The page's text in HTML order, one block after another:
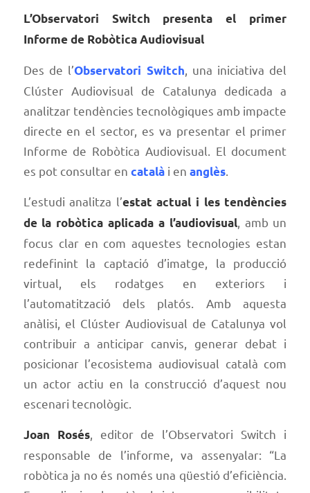
L’Observatori Switch presenta el primer
Informe de Robòtica Audiovisual
Des de l’Observatori Switch , una iniciativa del
Clúster Audiovisual de Catalunya dedicada a
analitzar tendències tecnològiques amb impacte
directe en el sector, es va presentar el primer
Informe de Robòtica Audiovisual. El document
es pot consultar en catalài en anglès.
L’estudi analitza l’estat actual i les tendències
de la robòtica aplicada a l’audiovisual, amb un
focus clar en com aquestes tecnologies estan
redefinint la captació d’imatge, la producció
virtual, els rodatges en exteriors i
l’automatització dels platós. Amb aquesta
anàlisi, el Clúster Audiovisual de Catalunya vol
contribuir a anticipar canvis, generar debat i
posicionar l’ecosistema audiovisual català com
un actor actiu en la construcció d’aquest nou
escenari tecnològic.
Joan Rosés, editor de l’Observatori Switch i
responsable de l’informe, va assenyalar: “La
robòtica ja no és només una qüestió d’eficiència.